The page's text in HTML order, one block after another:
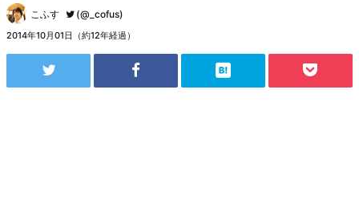
こふす (@_cofus)
2014年10月01日（約12年経過）